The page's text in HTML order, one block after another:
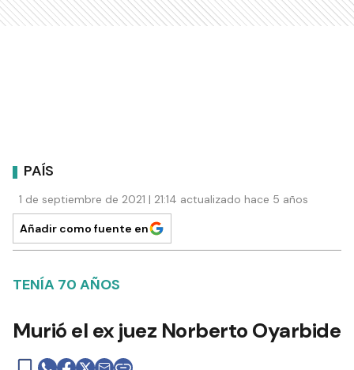
PAÍS
1 de septiembre de 2021 | 21:14 actualizado hace 5 años
Añadir como fuente en
TENÍA 70 AÑOS
Murió el ex juez Norberto Oyarbide